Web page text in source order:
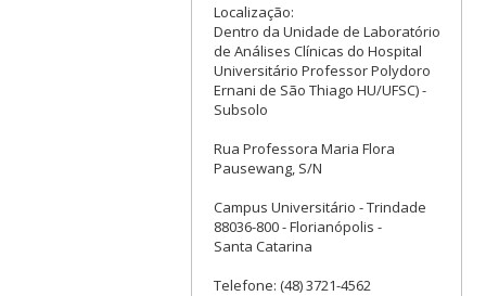
Localização:
Dentro da Unidade de Laboratório
de Análises Clínicas do Hospital
Universitário Professor Polydoro
Ernani de São Thiago HU/UFSC) -
Subsolo
Rua Professora Maria Flora
Pausewang, S/N
Campus Universitário - Trindade
88036-800 - Florianópolis -
Santa Catarina
Telefone: (48) 3721-4562